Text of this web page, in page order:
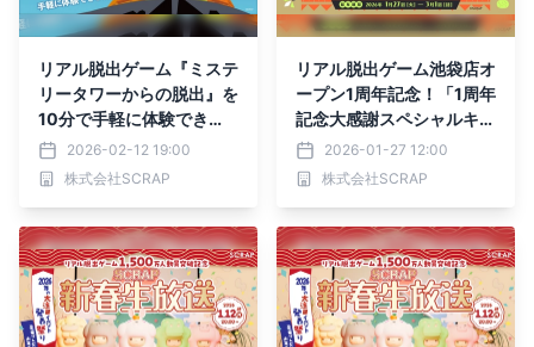
リアル脱出ゲーム『ミステ
リータワーからの脱出』を
10分で手軽に体験でき
る！ 『リトルミステリー
タワーからの脱出』2026
年2月16日(月)より開催決
2026-02-12 19:00
株式会社SCRAP
リアル脱出ゲーム池袋店オ
ープン1周年記念！「1周年
記念大感謝スペシャルキャ
ンペーン~いけいけイケ
袋！~ 」開催決定
2026-01-27 12:00
株式会社SCRAP